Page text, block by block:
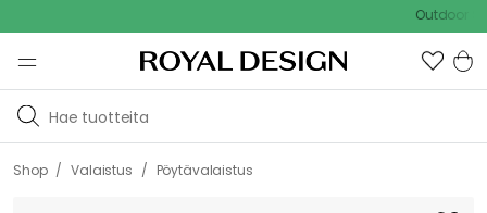
Outdoor Sale
Shop / Valaistus / Pöytävalaistus